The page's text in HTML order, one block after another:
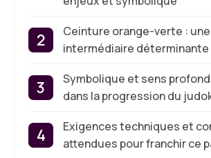
Ceinture orange-verte :
intermédiaire déterminante
Symbolique et sens
dans la progression du
Exigences techniques et
attendues pour franchir ce